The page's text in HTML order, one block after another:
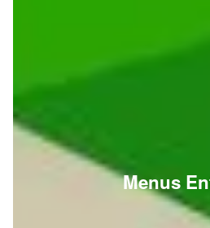
Menus